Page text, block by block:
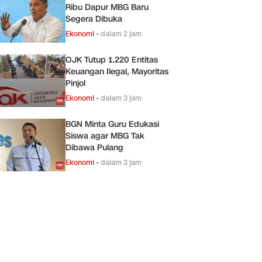
Ribu Dapur MBG Baru
Segera Dibuka
Ekonomi •dalam 2 jam
OJK Tutup 1.220 Entitas
Keuangan Ilegal, Mayoritas
Pinjol
Ekonomi •dalam 3 jam
BGN Minta Guru Edukasi
Siswa agar MBG Tak
Dibawa Pulang
Ekonomi •dalam 3 jam